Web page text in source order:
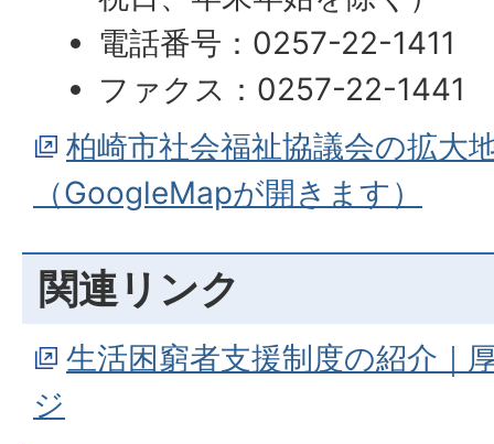
電話番号：0257-22-1411
ファクス：0257-22-1441
柏崎市社会福祉協議会の拡大
（GoogleMapが開きます）
関連リンク
生活困窮者支援制度の紹介｜
ジ